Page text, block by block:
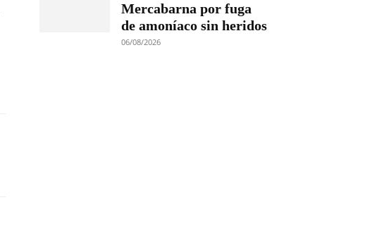
Mercabarna por fuga
de amoníaco sin heridos
06/08/2026